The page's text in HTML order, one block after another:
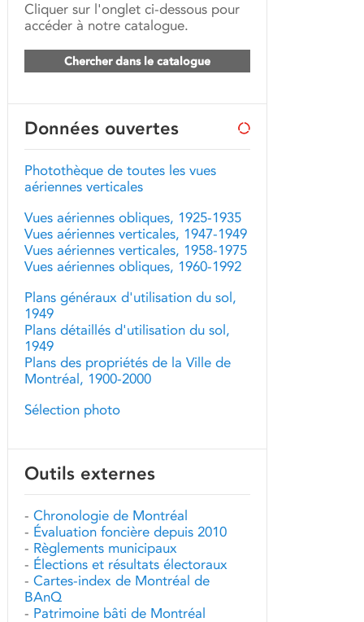
Cliquer sur l'onglet ci-dessous pour
accéder à notre catalogue.
Chercher dans le catalogue
Données ouvertes
Photothèque de toutes les vues
aériennes verticales
Vues aériennes obliques, 1925-1935
Vues aériennes verticales, 1947-1949
Vues aériennes verticales, 1958-1975
Vues aériennes obliques, 1960-1992
Plans généraux d'utilisation du sol,
1949
Plans détaillés d'utilisation du sol,
1949
Plans des propriétés de la Ville de
Montréal, 1900-2000
Sélection photo
Outils externes
- Chronologie de Montréal
- Évaluation foncière depuis 2010
- Règlements municipaux
- Élections et résultats électoraux
- Cartes-index de Montréal de
BAnQ
- Patrimoine bâti de Montréal